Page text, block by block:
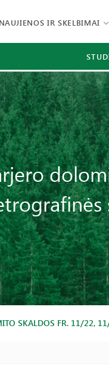
NAUJIENOS IR SKELBIMAI
SKALDOS FR. 11/22,